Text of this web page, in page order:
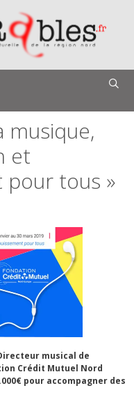
musique,
et
pour tous »
musical de
Crédit Mutuel Nord
pour accompagner des